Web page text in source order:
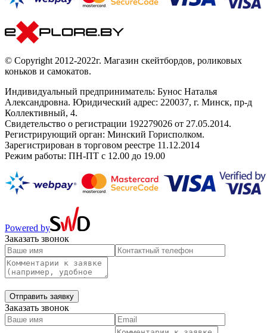
© Copyright 2012-2022г. Магазин скейтбордов, роликовых
коньков и самокатов.
Индивидуальный предприниматель: Бунос Наталья
Александровна. Юридический адрес: 220037, г. Минск, пр-д
Коллективный, 4.
Свидетельство о регистрации 192279026 от 27.05.2014.
Регистрирующий орган: Минский Горисполком.
Зарегистрирован в торговом реестре 11.12.2014
Режим работы: ПН-ПТ с 12.00 до 19.00
Powered by
Заказать звонок
Заказать звонок